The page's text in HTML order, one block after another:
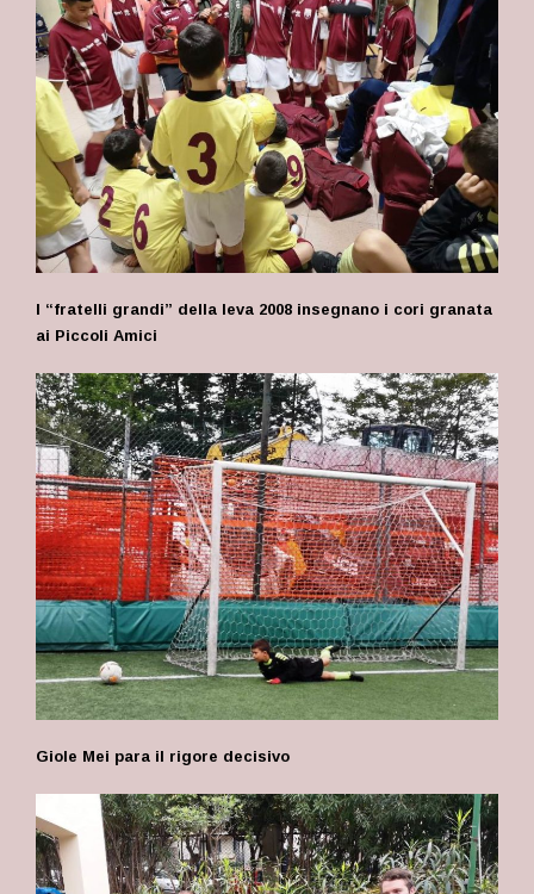
I “fratelli grandi” della leva 2008 insegnano i cori granata
ai Piccoli Amici
Giole Mei para il rigore decisivo